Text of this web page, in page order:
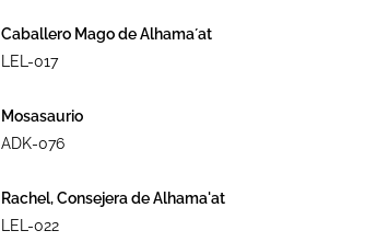
Caballero Mago de Alhama´at
LEL-017
Mosasaurio
ADK-076
Rachel, Consejera de Alhama'at
LEL-022